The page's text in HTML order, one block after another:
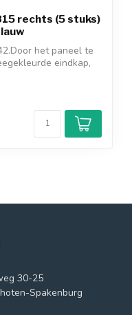
rechts (5 stuks)
het paneel te
eindkap,
30-25
Spakenburg